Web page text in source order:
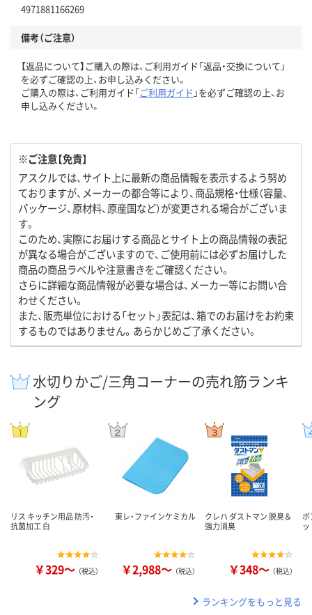
4971881166269
備考（ご注意）
【返品について】ご購入の際は、ご利用ガイド「返品・交換について」
を必ずご確認の上、お申し込みください。
ご購入の際は、ご利用ガイド「ご利用ガイド 」を必ずご確認の上、お
申し込みください。
※ご注意【免責】
アスクルでは、サイト上に最新の商品情報を表示するよう努め
ておりますが、メーカーの都合等により、商品規格・仕様（容量、
パッケージ、原材料、原産国など）が変更される場合がございま
す。
このため、実際にお届けする商品とサイト上の商品情報の表記
が異なる場合がございますので、ご使用前には必ずお届けした
商品の商品ラベルや注意書きをご確認ください。
さらに詳細な商品情報が必要な場合は、メーカー等にお問い合
わせください。
また、販売単位における「セット」表記は、箱でのお届けをお約束
するものではありません。あらかじめご了承ください。
水切りかご/三角コーナーの売れ筋ランキ
ング
リス キッチン用品 防汚・
抗菌加工 白
￥329～ （税込）
東レ・ファインケミカル
￥2,988～ （税込）
クレハ ダストマン 脱臭＆
強力消臭
￥348～ （税込）
ボ
ランキングをもっと見る